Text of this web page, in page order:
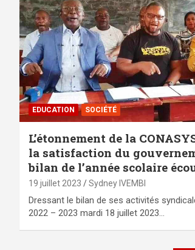
EDUCATION SOCIÉTÉ
L’étonnement de la
la satisfaction du
bilan de l’année scolaire
19 juillet 2023 Sydney IVEMBI
Dressant le bilan de ses activités
2022 – 2023 mardi 18 juillet 2023…